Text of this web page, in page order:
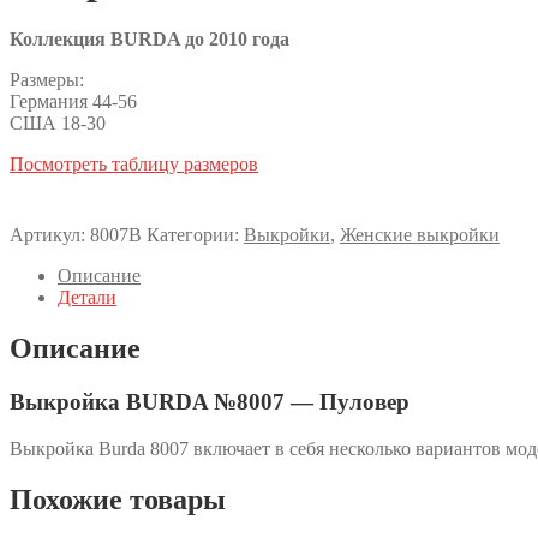
Коллекция BURDA до 2010 года
Размеры:
Германия 44-56
США 18-30
Посмотреть таблицу размеров
Артикул: 8007B Категории: Выкройки, Женские выкройки
Описание
Детали
Описание
Выкройка BURDA №8007 — Пуловер
Выкройка Burda 8007 включает в себя несколько вариантов
Похожие товары